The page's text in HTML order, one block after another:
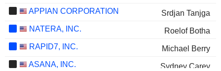
APPIAN CORPORATION
Srdjan Tanjga
NATERA, INC.
Roelof Botha
RAPID7, INC.
Michael Berry
ASANA, INC.
Sydney Carey